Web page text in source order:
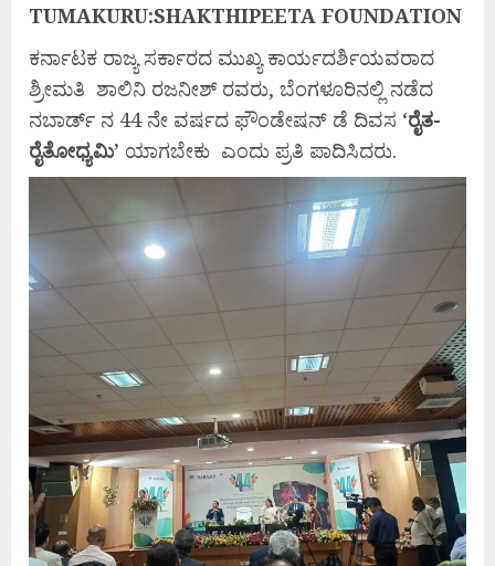
TUMAKURU:SHAKTHIPEETA FOUNDATION
ಕರ್ನಾಟಕ ರಾಜ್ಯ ಸರ್ಕಾರದ ಮುಖ್ಯ ಕಾರ್ಯದರ್ಶಿಯವರಾದ
ಶ್ರೀಮತಿ ಶಾಲಿನಿ ರಜನೀಶ್ ರವರು, ಬೆಂಗಳೂರಿನಲ್ಲಿ ನಡೆದ
ನಬಾರ್ಡ್ ನ 44 ನೇ ವರ್ಷದ ಫೌಂಡೇಷನ್ ಡೆ ದಿವಸ ‘ರೈತ-
ರೈತೋಧ್ಯಮಿ’ ಯಾಗಬೇಕು ಎಂದು ಪ್ರತಿ ಪಾದಿಸಿದರು.